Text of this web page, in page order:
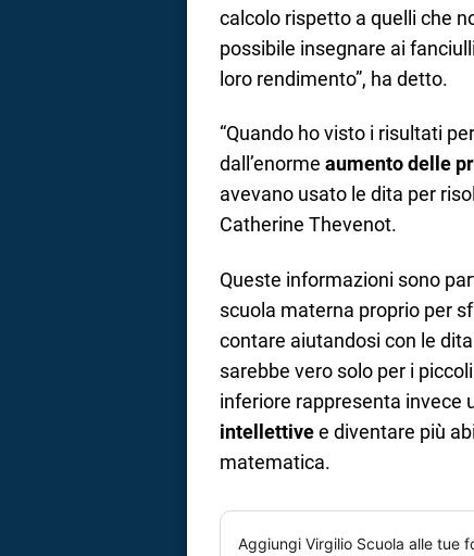
calcolo rispetto a quelli che
possibile insegnare ai
loro rendimento”, ha detto.
“Quando ho visto i risultati
dall’enorme aumento delle
avevano usato le dita per
Catherine Thevenot.
Queste informazioni sono
scuola materna proprio per
contare aiutandosi con le
sarebbe vero solo per i
inferiore rappresenta invece
intellettivee diventare più
matematica.
Aggiungi Virgilio Scuola alle tue